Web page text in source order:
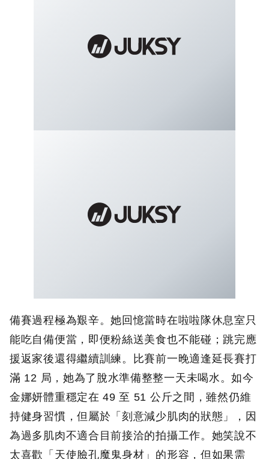
備賽過程極為艱辛。她回憶當時在啦啦隊休息室只
能吃自備便當，即便粉絲送美食也不能碰；跳完應
援返家後還得繼續訓練。比賽前一晚適逢延長賽打
滿 12 局，她為了脫水準備整整一天未喝水。如今
金娜妍體重穩定在 49 至 51 公斤之間，雖然仍維
持健身習慣，但屬於「刻意減少肌肉的狀態」，因
為過多肌肉不適合目前接洽的拍攝工作。她笑說不
太喜歡「天使臉孔魔鬼身材」的形容，但如果需